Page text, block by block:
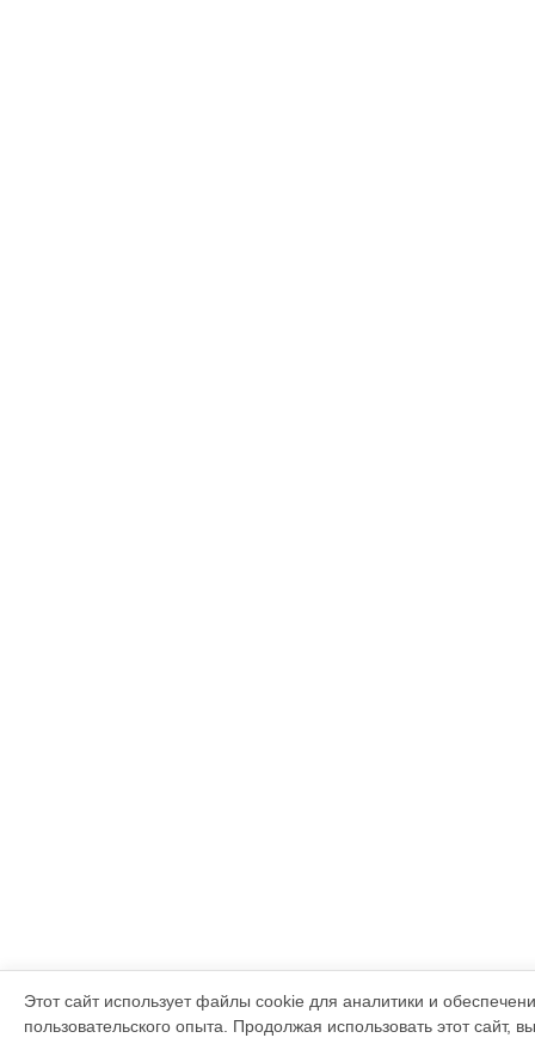
Этот сайт использует файлы cookie для аналитики и
пользовательского опыта. Продолжая использовать этот сайт,